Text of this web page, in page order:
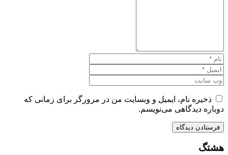
ذخیره نام، ایمیل و وبسایت من در مرورگر برای زمانی که
دوباره دیدگاهی می‌نویسم.
هشتگ